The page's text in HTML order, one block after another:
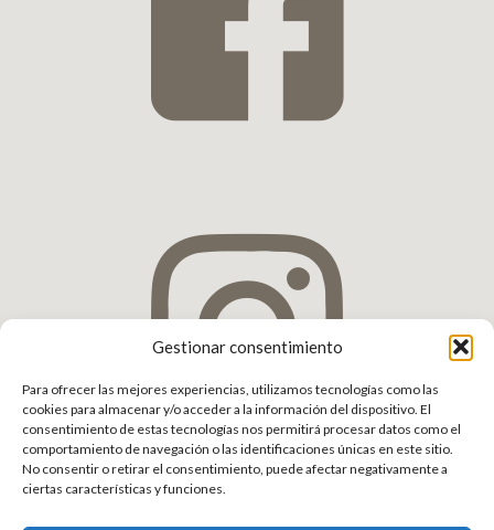
Gestionar consentimiento
Para ofrecer las mejores experiencias, utilizamos tecnologías como las
cookies para almacenar y/o acceder a la información del dispositivo. El
consentimiento de estas tecnologías nos permitirá procesar datos como el
comportamiento de navegación o las identificaciones únicas en este sitio.
No consentir o retirar el consentimiento, puede afectar negativamente a
ciertas características y funciones.